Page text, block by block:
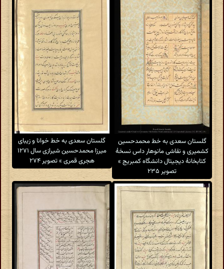
گلستان سعدی به خط محمدحسین
کشمیری و نقاشی مانوهار داس نسخهٔ
کتابخانهٔ دیجیتال دانشگاه کمبریج »
تصویر ۲۳۵
گلستان سعدی به خط خوانا و زیبای
میرزا محمدحسین شیرازی سال ۱۲۷۱
هجری قمری » تصویر ۲۷۴